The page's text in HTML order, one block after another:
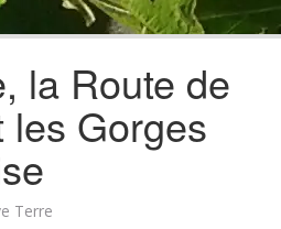
la Route de
les Gorges
Terre